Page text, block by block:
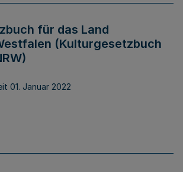
für das Land
(Kulturgesetzbuch
01. Januar 2022